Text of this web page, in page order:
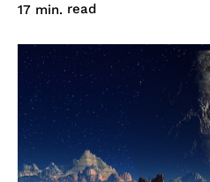
17 min. read